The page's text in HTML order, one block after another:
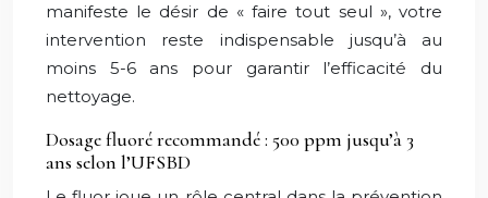
manifeste le désir de « faire tout seul », votre
intervention reste indispensable jusqu’à au
moins 5-6 ans pour garantir l’efficacité du
nettoyage.
Dosage fluoré recommandé : 500 ppm jusqu’à 3
ans selon l’UFSBD